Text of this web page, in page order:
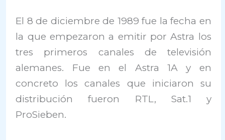
El 8 de diciembre de 1989 fue la fecha en
la que empezaron a emitir por Astra los
tres primeros canales de televisión
alemanes. Fue en el Astra 1A y en
concreto los canales que iniciaron su
distribución fueron RTL, Sat.1 y
ProSieben.